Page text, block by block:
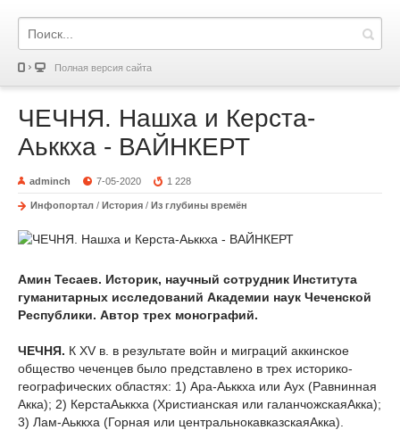
Полная версия сайта
ЧЕЧНЯ. Нашха и Керста-
Аьккха - ВАЙНКЕРТ
adminch 7-05-2020 1 228
Инфопортал / История / Из глубины времён
Амин Тесаев. Историк, научный сотрудник Института
гуманитарных исследований Академии наук Чеченской
Республики. Автор трех монографий.
ЧЕЧНЯ. К XV в. в результате войн и миграций аккинское
общество чеченцев было представлено в трех историко-
географических областях: 1) Ара-Аьккха или Аух (Равнинная
Акка); 2) КерстаАьккха (Христианская или галанчожскаяАкка);
3) Лам-Аьккха (Горная или центральнокавказскаяАкка).